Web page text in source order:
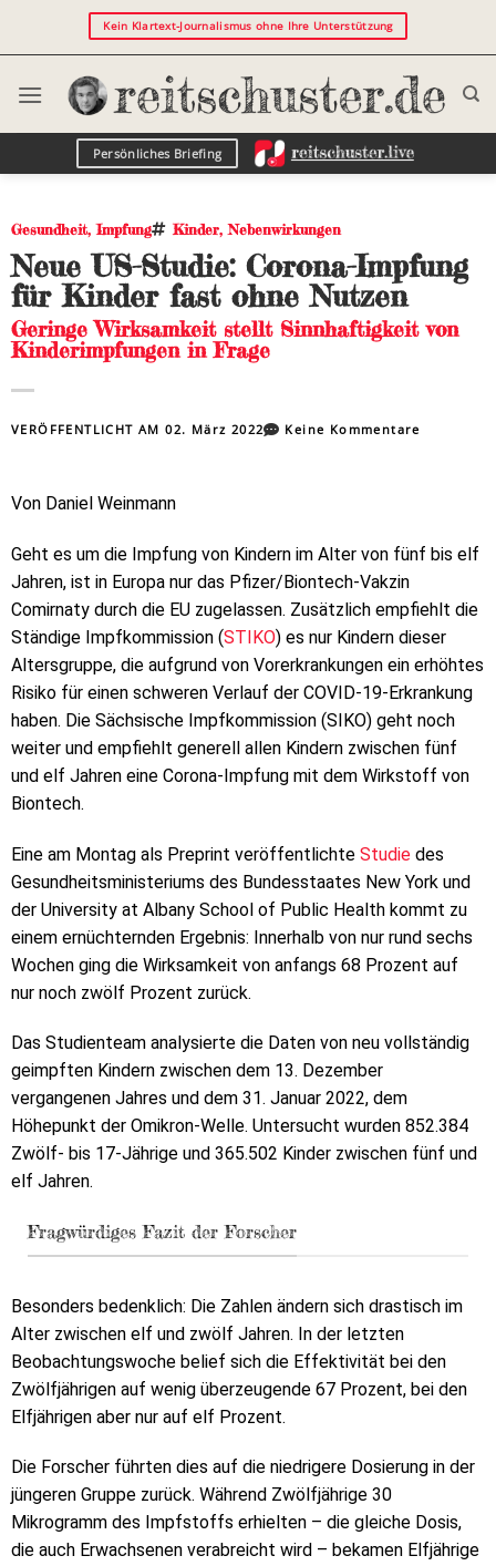
Kein Klartext-Journalismus ohne Ihre Unterstützung
Persönliches Briefing
Gesundheit,Impfung Kinder,Nebenwirkungen
Neue US-Studie: Corona-Impfung
für Kinder fast ohne Nutzen
Geringe Wirksamkeit stellt Sinnhaftigkeit von
Kinderimpfungen in Frage
VERÖFFENTLICHT AM02. März 2022 Keine Kommentare
Von Daniel Weinmann
Geht es um die Impfung von Kindern im Alter von fünf bis elf
Jahren, ist in Europa nur das Pfizer/Biontech-Vakzin
Comirnaty durch die EU zugelassen. Zusätzlich empfiehlt die
Ständige Impfkommission (STIKO) es nur Kindern dieser
Altersgruppe, die aufgrund von Vorerkrankungen ein erhöhtes
Risiko für einen schweren Verlauf der COVID-19-Erkrankung
haben. Die Sächsische Impfkommission (SIKO) geht noch
weiter und empfiehlt generell allen Kindern zwischen fünf
und elf Jahren eine Corona-Impfung mit dem Wirkstoff von
Biontech.
Eine am Montag als Preprint veröffentlichte Studie des
Gesundheitsministeriums des Bundesstaates New York und
der University at Albany School of Public Health kommt zu
einem ernüchternden Ergebnis: Innerhalb von nur rund sechs
Wochen ging die Wirksamkeit von anfangs 68 Prozent auf
nur noch zwölf Prozent zurück.
Das Studienteam analysierte die Daten von neu vollständig
geimpften Kindern zwischen dem 13. Dezember
vergangenen Jahres und dem 31. Januar 2022, dem
Höhepunkt der Omikron-Welle. Untersucht wurden 852.384
Zwölf- bis 17-Jährige und 365.502 Kinder zwischen fünf und
elf Jahren.
Fragwürdiges Fazit der Forscher
Besonders bedenklich: Die Zahlen ändern sich drastisch im
Alter zwischen elf und zwölf Jahren. In der letzten
Beobachtungswoche belief sich die Effektivität bei den
Zwölfjährigen auf wenig überzeugende 67 Prozent, bei den
Elfjährigen aber nur auf elf Prozent.
Die Forscher führten dies auf die niedrigere Dosierung in der
jüngeren Gruppe zurück. Während Zwölfjährige 30
Mikrogramm des Impfstoffs erhielten – die gleiche Dosis,
die auch Erwachsenen verabreicht wird – bekamen Elfjährige